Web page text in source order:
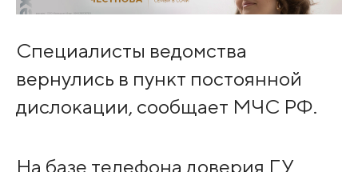
Специалисты ведомства
вернулись в пункт постоянной
дислокации, сообщает МЧС РФ.
На базе телефона доверия ГУ